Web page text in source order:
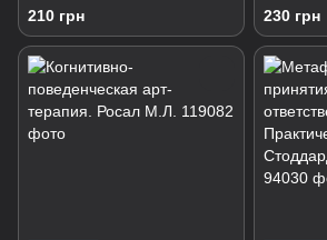
тревожности, страха,
беспокойства и паники
210 грн
230 грн